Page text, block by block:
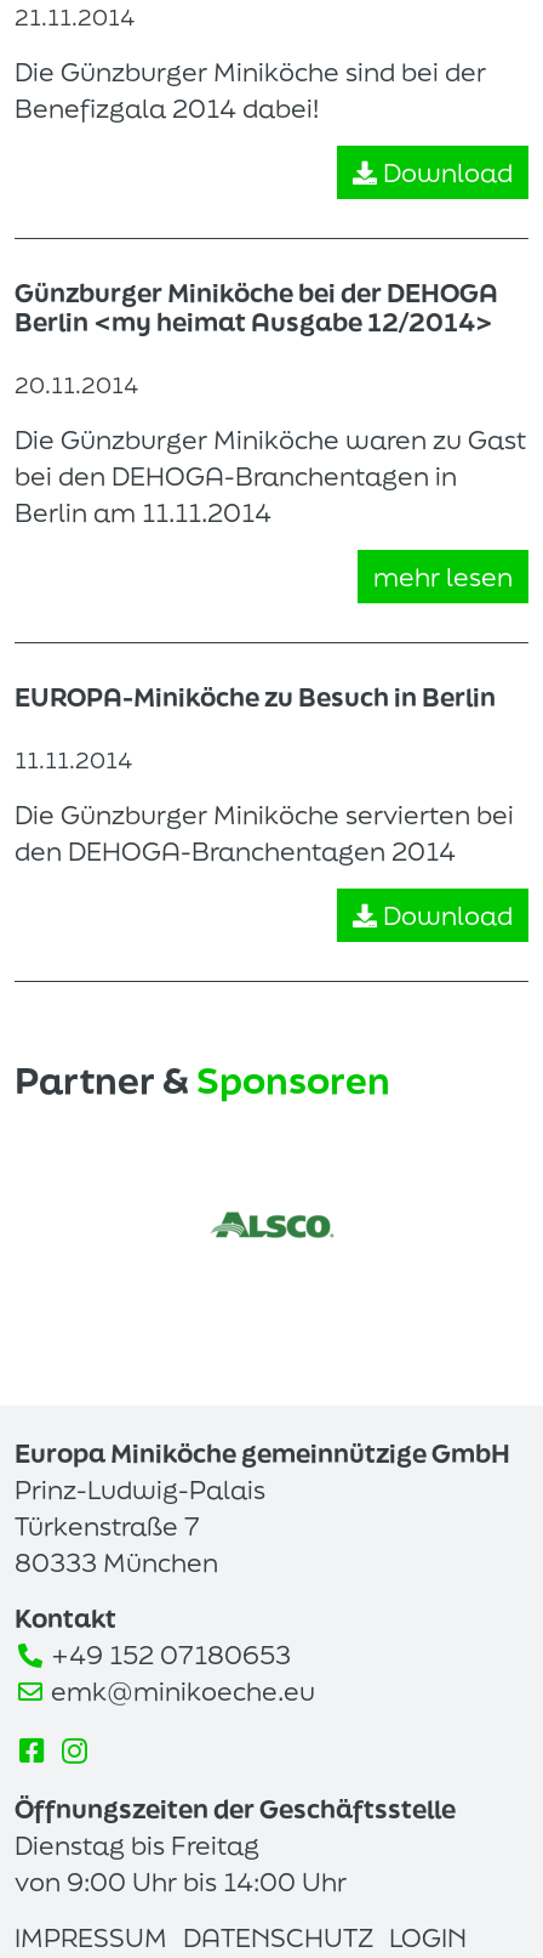
21.11.2014
Die Günzburger Miniköche sind bei der
Benefizgala 2014 dabei!
Download
Günzburger Miniköche bei der DEHOGA
Berlin <my heimat Ausgabe 12/2014>
20.11.2014
Die Günzburger Miniköche waren zu Gast
bei den DEHOGA-Branchentagen in
Berlin am 11.11.2014
mehr lesen
EUROPA-Miniköche zu Besuch in Berlin
11.11.2014
Die Günzburger Miniköche servierten bei
den DEHOGA-Branchentagen 2014
Download
Partner &Sponsoren
Europa Miniköche gemeinnützige GmbH
Prinz-Ludwig-Palais
Türkenstraße 7
80333 München
Kontakt
+49 152 07180653
emk@minikoeche.eu
Öffnungszeiten der Geschäftsstelle
Dienstag bis Freitag
von 9:00 Uhr bis 14:00 Uhr
IMPRESSUM DATENSCHUTZ LOGIN